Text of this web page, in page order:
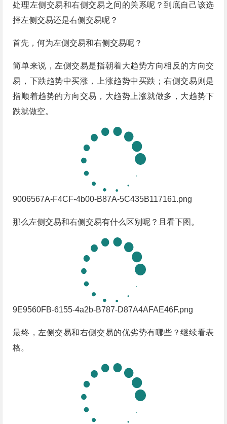
处理左侧交易和右侧交易之间的关系呢？到底自己该选
择左侧交易还是右侧交易呢？
首先，何为左侧交易和右侧交易呢？
简单来说，左侧交易是指朝着大趋势方向相反的方向交
易，下跌趋势中买涨，上涨趋势中买跌；右侧交易则是
指顺着趋势的方向交易，大趋势上涨就做多，大趋势下
跌就做空。
9006567A-F4CF-4b00-B87A-5C435B117161.png
那么左侧交易和右侧交易有什么区别呢？且看下图。
9E9560FB-6155-4a2b-B787-D87A4AFAE46F.png
最终，左侧交易和右侧交易的优劣势有哪些？继续看表
格。